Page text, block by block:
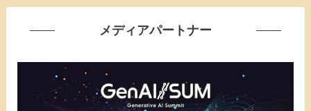
メディアパートナー